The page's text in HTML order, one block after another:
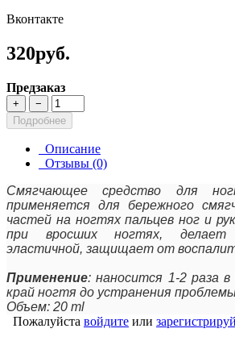
Вконтакте
320руб.
Предзаказ
+
−
Подробнее
Описание
Отзывы (0)
Смягчающее средство для
применяется для бережного
частей на ногтях пальцев ног и
при вросших ногтях, делает
эластичной, защищает от
Применение: наносится 1-2 раза
край ногтя до устранения
Объем: 20 ml
Пожалуйста войдите или